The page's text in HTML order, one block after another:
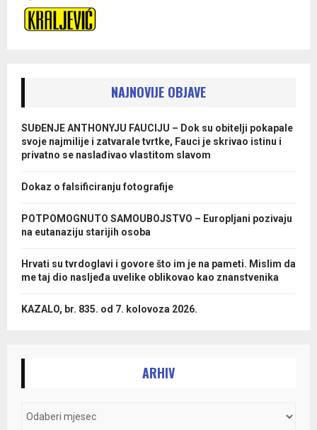
NAJNOVIJE OBJAVE
SUĐENJE ANTHONYJU FAUCIJU – Dok su obitelji pokapale
svoje najmilije i zatvarale tvrtke, Fauci je skrivao istinu i
privatno se naslađivao vlastitom slavom
Dokaz o falsificiranju fotografije
POTPOMOGNUTO SAMOUBOJSTVO – Europljani pozivaju
na eutanaziju starijih osoba
Hrvati su tvrdoglavi i govore što im je na pameti. Mislim da
me taj dio nasljeđa uvelike oblikovao kao znanstvenika
KAZALO, br. 835. od 7. kolovoza 2026.
ARHIV